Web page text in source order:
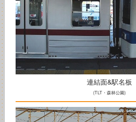
連結面&駅名板
(TLT・森林公園)